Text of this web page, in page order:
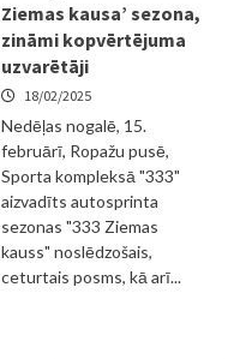
Ziemas kausa’ sezona,
zināmi kopvērtējuma
uzvarētāji
18/02/2025
Nedēļas nogalē, 15.
februārī, Ropažu pusē,
Sporta kompleksā "333"
aizvadīts autosprinta
sezonas "333 Ziemas
kauss" noslēdzošais,
ceturtais posms, kā arī...